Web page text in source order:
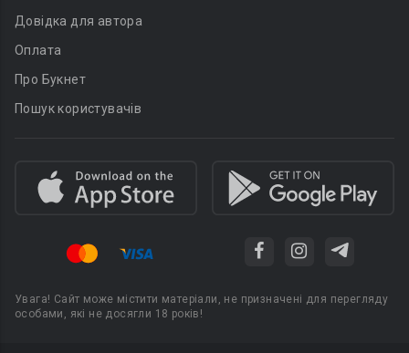
Довідка для автора
Оплата
Про Букнет
Пошук користувачів
Увага! Сайт може містити матеріали, не призначені для перегляду
особами, які не досягли 18 років!